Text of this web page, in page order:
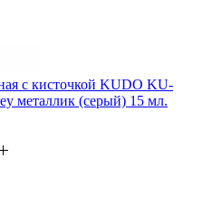
с кисточкой KUDO KU-
металлик (серый) 15 мл.